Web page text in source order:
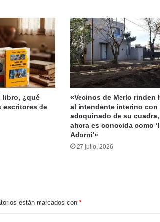
provincia
Alberto endureció su mensaje a Adolfo y reabre la disputa del peronismo puntano
Jubilados Autoconvocados solicitan audiencia con Poggi para abordar el boleto gratuito interurbano
libro, ¿qué
escritores de
«Vecinos de Merlo rinden
al intendente interino con
adoquinado de su
ahora es conocida como
Adorni'»
27 julio, 2026
están marcados con*